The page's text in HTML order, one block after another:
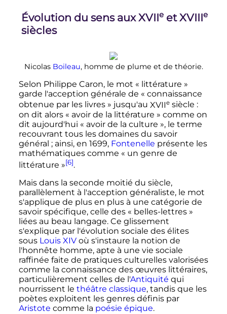
Évolution du sens auxXVIIe et XVIIIe
siècles
Nicolas Boileau, homme de plume et de théorie.
Selon Philippe Caron, le mot « littérature »
garde l'acception générale de « connaissance
obtenue par les livres » jusqu'au XVIIe siècle :
on dit alors « avoir de la littérature » comme on
dit aujourd'hui « avoir de la culture », le terme
recouvrant tous les domaines du savoir
général ; ainsi, en 1699, Fontenelle présente les
mathématiques comme « un genre de
littérature »[6].
Mais dans la seconde moitié du siècle,
parallèlement à l'acception généraliste, le mot
s'applique de plus en plus à une catégorie de
savoir spécifique, celle des « belles-lettres »
liées au beau langage. Ce glissement
s'explique par l'évolution sociale des élites
sous Louis XIVoù s'instaure la notion de
l'honnête homme, apte à une vie sociale
raffinée faite de pratiques culturelles valorisées
comme la connaissance des œuvres littéraires,
particulièrement celles de l'Antiquité qui
nourrissent le théâtre classique, tandis que les
poètes exploitent les genres définis par
Aristote comme la poésie épique.